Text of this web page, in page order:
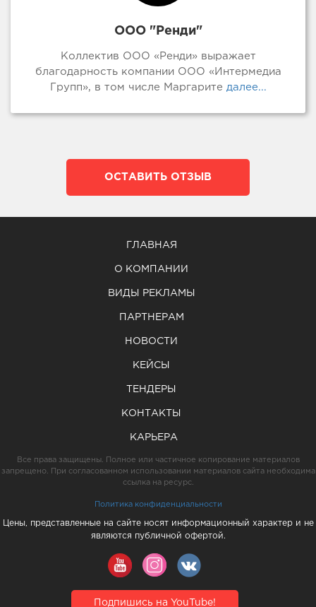
ООО "Ренди"
Коллектив ООО «Ренди» выражает
благодарность компании ООО «Интермедиа
Групп», в том числе Маргарите далее...
ОСТАВИТЬ ОТЗЫВ
ГЛАВНАЯ
О КОМПАНИИ
ВИДЫ РЕКЛАМЫ
ПАРТНЕРАМ
НОВОСТИ
КЕЙСЫ
ТЕНДЕРЫ
КОНТАКТЫ
КАРЬЕРА
Все права защищены. Полное или частичное копирование материалов
запрещено. При согласованном использовании материалов сайта необходима
ссылка на ресурс.
Политика конфиденциальности
Цены, представленные на сайте носят информационный характер и не
являются публичной офертой.
Подпишись на YouTube!